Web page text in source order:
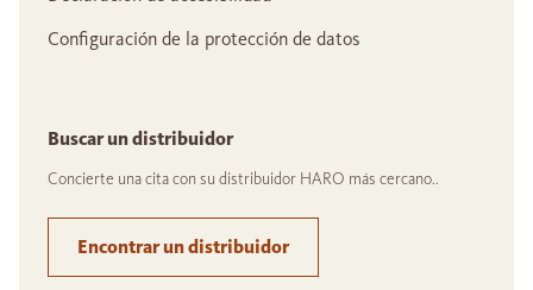
Configuración de la protección de datos
Buscar un distribuidor
Concierte una cita con su distribuidor HARO más cercano..
Encontrar un distribuidor